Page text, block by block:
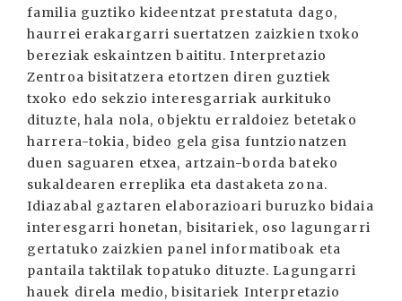
familia guztiko kideentzat prestatuta dago,
haurrei erakargarri suertatzen zaizkien txoko
bereziak eskaintzen baititu. Interpretazio
Zentroa bisitatzera etortzen diren guztiek
txoko edo sekzio interesgarriak aurkituko
dituzte, hala nola, objektu erraldoiez betetako
harrera-tokia, bideo gela gisa funtzionatzen
duen saguaren etxea, artzain-borda bateko
sukaldearen erreplika eta dastaketa zona.
Idiazabal gaztaren elaborazioari buruzko bidaia
interesgarri honetan, bisitariek, oso lagungarri
gertatuko zaizkien panel informatiboak eta
pantaila taktilak topatuko dituzte. Lagungarri
hauek direla medio, bisitariek Interpretazio